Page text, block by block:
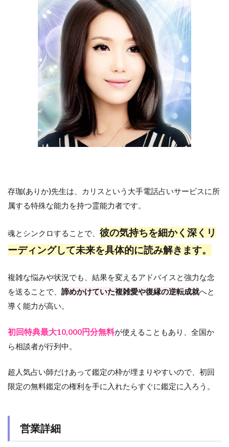
存珈(ありか)先生は、カリスという大手電話占いサービスに所
属する特殊な能力を持つ霊能力者です。
魂とシンクロすることで、 彼の気持ちを細かく深くリ
ーディングして未来を具体的に読み解きます。
複雑な悩みや状況でも、結果を変えるアドバイスと強力な念
を送ることで、 諦めかけていた複雑愛や復縁の逆転成就へと
導く能力が高い。
初回特典最大10,000円分無料が使えることもあり、全国か
ら相談者が行列中。
超人気占い師だけあって鑑定の枠が埋まりやすいので、初回
限定の無料鑑定の権利を手に入れたらすぐに鑑定に入ろう。
営業詳細